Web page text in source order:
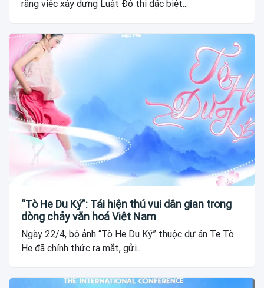
rằng việc xây dựng Luật Đô thị đặc biệt...
“Tò He Du Ký”: Tái hiện thú vui dân gian trong
dòng chảy văn hoá Việt Nam
Ngày 22/4, bộ ảnh “Tò He Du Ký” thuộc dự án Te Tò
He đã chính thức ra mắt, gửi...